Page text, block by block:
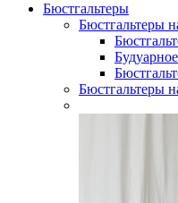
Бюстгальтеры
Бюстгальтеры
Бюстгальтеры